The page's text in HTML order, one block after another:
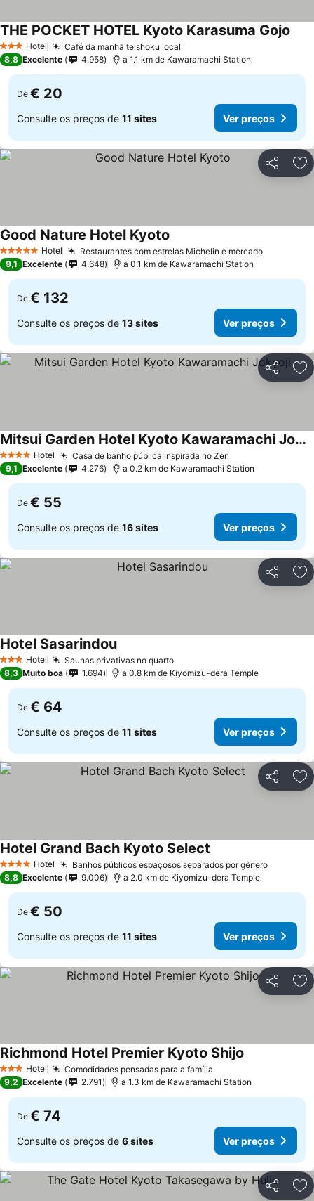
3 EstrelasHotel Café da manhã teishoku local
THE POCKET HOTEL Kyoto Karasuma Gojo
8,8 Excelente 4.958 a 1.1 km de Kawaramachi Station
De € 20
Consulte os preços de 11 sites Ver preços
Partilhar
5 Estrelas Hotel Restaurantes com estrelas Michelin e mercadoVer
Good Nature Hotel Kyoto
9,1 Excelente 4.648 a 0.1 km de Kawaramachi Station
De € 132
Consulte os preços de 13 sites Ver preços
Partilhar
4 EstrelasHotel Casa de banho pública inspirada no Zen
Mitsui Garden Hotel Kyoto Kawaramachi Jokyoji
Ver preços
9,1 Excelente 4.276 a 0.2 km de Kawaramachi Station
De € 55
Consulte os preços de 16 sites Ver preços
Partilhar
3 EstrelasHotel Saunas privativas no quartoVer preços
Hotel SasarindouVer preços
8,3 Muito boa 1.694 a 0.8 km de Kiyomizu-dera Temple
De € 64
Consulte os preços de 11 sites Ver preços
Partilhar
4 EstrelasHotel Banhos públicos espaçosos separados por gêneroVer
Hotel Grand Bach Kyoto Select
8,8 Excelente 9.006 a 2.0 km de Kiyomizu-dera Temple
De € 50
Consulte os preços de 11 sites Ver preços
Partilhar
3 EstrelasHotel Comodidades pensadas para a família
Richmond Hotel Premier Kyoto Shijo
9,2 Excelente 2.791 a 1.3 km de Kawaramachi Station
De € 74
Consulte os preços de 6 sites Ver preços
Partilhar